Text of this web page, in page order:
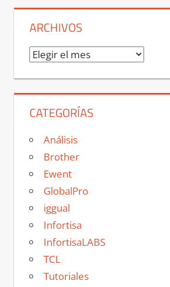
ARCHIVOS
Archivos
CATEGORÍAS
Análisis
Brother
Ewent
GlobalPro
iggual
Infortisa
InfortisaLABS
TCL
Tutoriales